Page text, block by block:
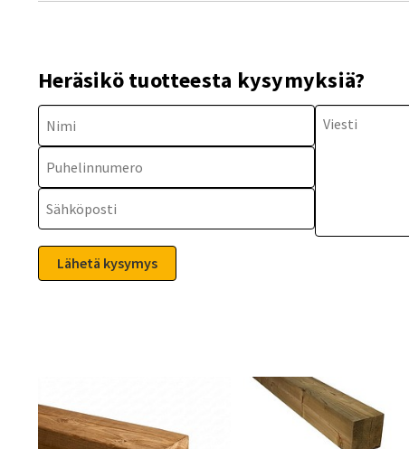
Heräsikö tuotteesta kysymyksiä?